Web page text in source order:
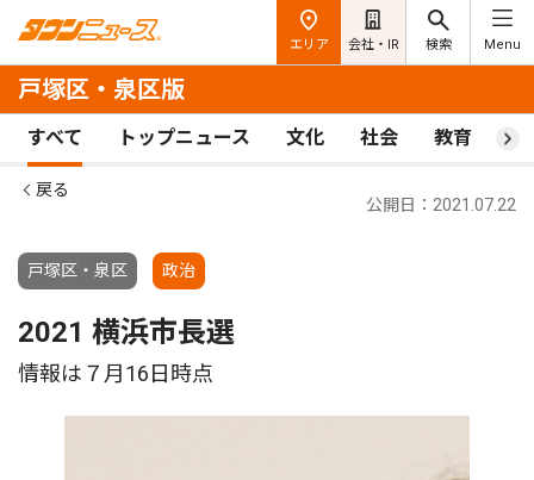
エリア 会社・IR 検索 Menu
戸塚区・泉区版
すべて トップニュース 文化 社会 教育 ス
戻る
戸塚区・泉区 政治
公開日：2021.07.22
2021 横浜市長選
情報は７月16日時点